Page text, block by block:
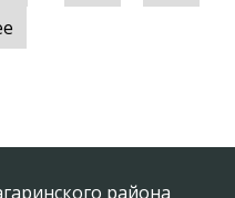
района